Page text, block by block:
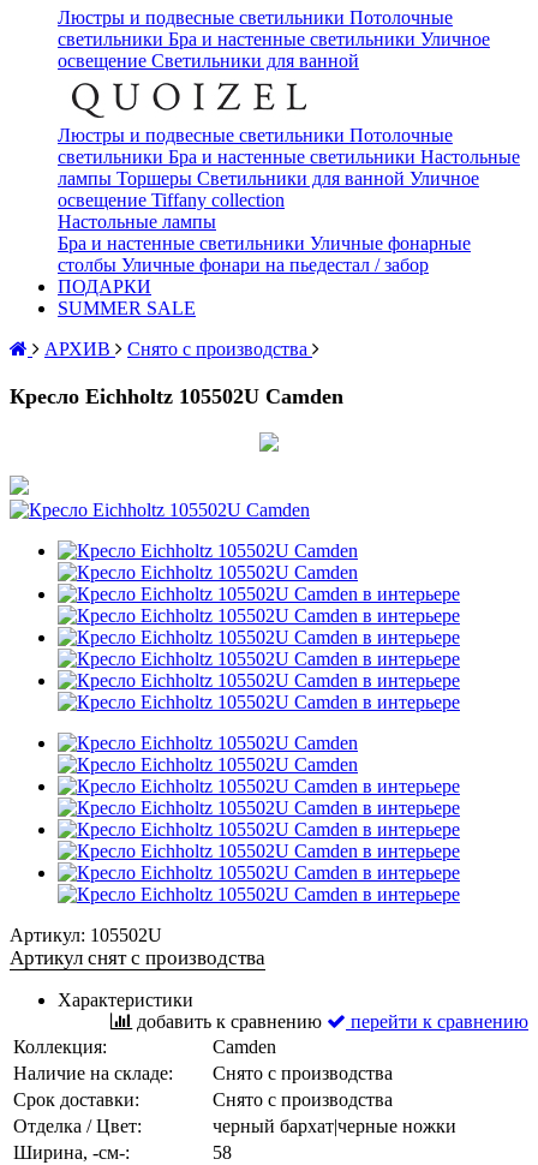
Люстры и подвесные светильники Потолочные
светильники Бра и настенные светильники Уличное
освещение Светильники для ванной
Люстры и подвесные светильники Потолочные
светильники Бра и настенные светильники Настольные
лампы Торшеры Светильники для ванной Уличное
освещение Tiffany collection
Настольные лампы
Бра и настенные светильники Уличные фонарные
столбы Уличные фонари на пьедестал / забор
ПОДАРКИ
SUMMER SALE
АРХИВ
Снято с производства
Кресло Eichholtz 105502U Camden
Артикул: 105502U
Артикул снят с производства
Характеристики
добавить к сравнению
перейти к сравнению
Коллекция:
Camden
Наличие на складе:
Снято с производства
Срок доставки:
Снято с производства
Отделка / Цвет:
черный бархат|черные ножки
Ширина, -см-:
58